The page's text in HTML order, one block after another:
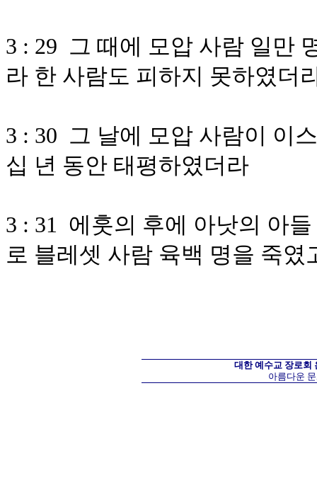
3 : 29 그 때에 모압 사람 일만
라 한 사람도 피하지 못하였더
3 : 30 그 날에 모압 사람이 이
십 년 동안 태평하였더라
3 : 31 에훗의 후에 아낫의 아
로 블레셋 사람 육백 명을 죽
대한 예수교 장로회
아름다운